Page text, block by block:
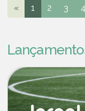
« 1 2 3 4